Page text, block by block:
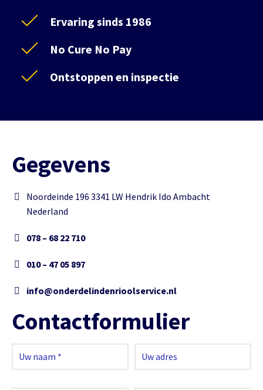
Ervaring sinds 1986
No Cure No Pay
Ontstoppen en inspectie
Gegevens
Noordeinde 196 3341 LW Hendrik Ido Ambacht
Nederland
078 – 68 22 710
010 – 47 05 897
info@onderdelindenrioolservice.nl
Contactformulier